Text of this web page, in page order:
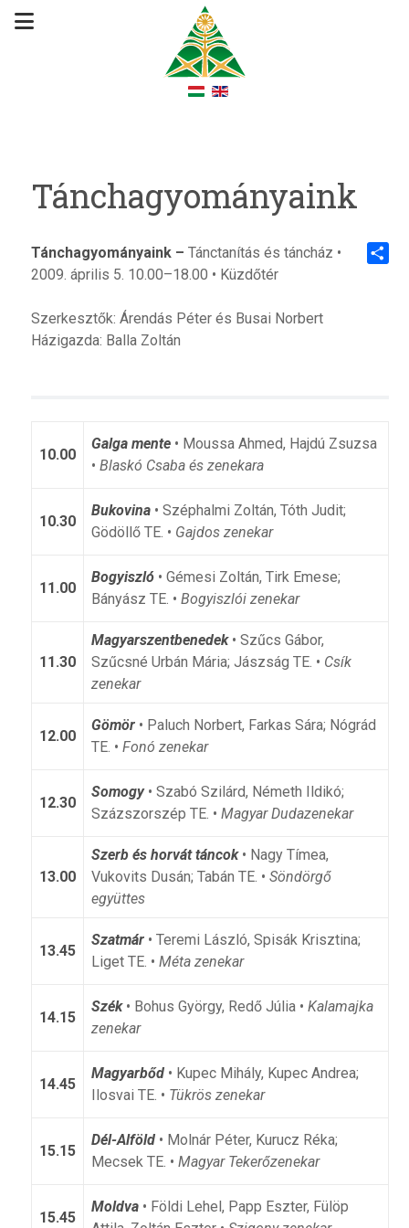
Tánchagyományaink
Tánchagyományaink – Tánctanítás és táncház •
2009. április 5. 10.00–18.00 • Küzdőtér
Szerkesztők: Árendás Péter és Busai Norbert
Házigazda: Balla Zoltán
10.00
Galga mente• Moussa Ahmed, Hajdú Zsuzsa
• Blaskó Csaba és zenekara
10.30
Bukovina• Széphalmi Zoltán, Tóth Judit;
Gödöllő TE. • Gajdos zenekar
11.00
Bogyiszló• Gémesi Zoltán, Tirk Emese;
Bányász TE. • Bogyiszlói zenekar
11.30
Magyarszentbenedek• Szűcs Gábor,
Szűcsné Urbán Mária; Jászság TE. • Csík
zenekar
12.00
Gömör• Paluch Norbert, Farkas Sára; Nógrád
TE. • Fonó zenekar
12.30
Somogy• Szabó Szilárd, Németh Ildikó;
Százszorszép TE. • Magyar Dudazenekar
13.00
Szerb és horvát táncok• Nagy Tímea,
Vukovits Dusán; Tabán TE. • Söndörgő
együttes
13.45
Szatmár• Teremi László, Spisák Krisztina;
Liget TE. • Méta zenekar
14.15
Szék• Bohus György, Redő Júlia • Kalamajka
zenekar
14.45
Magyarbőd• Kupec Mihály, Kupec Andrea;
Ilosvai TE. • Tükrös zenekar
15.15
Dél-Alföld• Molnár Péter, Kurucz Réka;
Mecsek TE. • Magyar Tekerőzenekar
15.45
Moldva• Földi Lehel, Papp Eszter, Fülöp